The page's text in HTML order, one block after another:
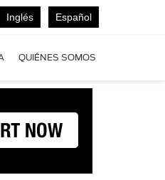
Inglés Español
QUIÉNES SOMOS